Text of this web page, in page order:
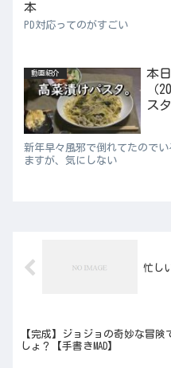
本
PD対応ってのがすごい
動画紹介
本
（
ス
新年早々風邪で倒れてたので
ますが、気にしない
忙し
【完成】ジョジョの奇妙な冒険
しょ？【手書きMAD】